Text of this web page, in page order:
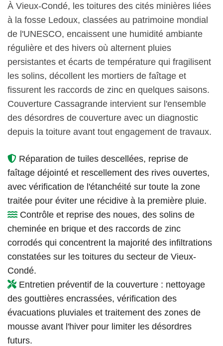
À Vieux-Condé, les toitures des cités minières liées
à la fosse Ledoux, classées au patrimoine mondial
de l'UNESCO, encaissent une humidité ambiante
régulière et des hivers où alternent pluies
persistantes et écarts de température qui fragilisent
les solins, décollent les mortiers de faîtage et
fissurent les raccords de zinc en quelques saisons.
Couverture Cassagrande intervient sur l'ensemble
des désordres de couverture avec un diagnostic
depuis la toiture avant tout engagement de travaux.
Réparation de tuiles descellées, reprise de
faîtage déjointé et rescellement des rives ouvertes,
avec vérification de l'étanchéité sur toute la zone
traitée pour éviter une récidive à la première pluie.
Contrôle et reprise des noues, des solins de
cheminée en brique et des raccords de zinc
corrodés qui concentrent la majorité des infiltrations
constatées sur les toitures du secteur de Vieux-
Condé.
Entretien préventif de la couverture : nettoyage
des gouttières encrassées, vérification des
évacuations pluviales et traitement des zones de
mousse avant l'hiver pour limiter les désordres
futurs.